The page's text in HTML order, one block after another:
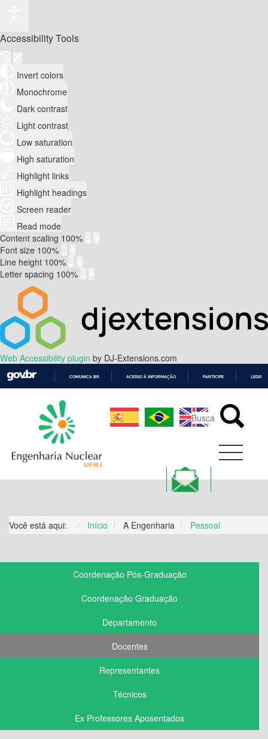
Accessibility Tools
Invert colors
Monochrome
Dark contrast
Light contrast
Low saturation
High saturation
Highlight links
Highlight headings
Screen reader
Read mode
Content scaling 100%
Font size 100%
Line height 100%
Letter spacing 100%
Web Accessibility plugin by DJ-Extensions.com
CONTEÚDO
COMUNICA BR ACESSO À INFORMAÇÃO PARTICIPE
Você está aqui: Início A Engenharia Pessoal
Coordenação Pós-Graduação
Coordenação Graduação
Departamento
Docentes
Representantes
Técnicos
Ex Professores Aposentados